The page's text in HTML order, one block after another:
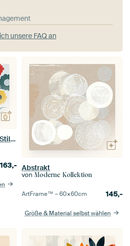
unsere FAQ an
Buntes florales Muster im Stil von Marimekko XII
163,- Abstrakt
von Moderne Kollektion
ArtFrame™ –60×60cm 145,-
Größe & Material selbst wählen